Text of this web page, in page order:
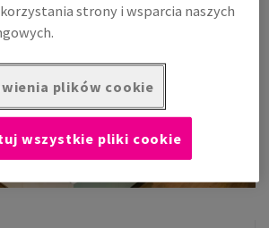
strony i wsparcia naszych
plików cookie
wszystkie pliki cookie